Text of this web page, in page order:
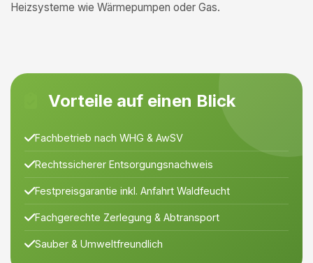
Heizsysteme wie Wärmepumpen oder Gas.
Vorteile auf einen Blick
Fachbetrieb nach WHG & AwSV
Rechtssicherer Entsorgungsnachweis
Festpreisgarantie inkl. Anfahrt Waldfeucht
Fachgerechte Zerlegung & Abtransport
Sauber & Umweltfreundlich